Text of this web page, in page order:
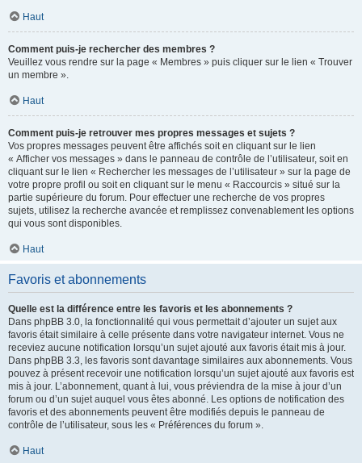
Haut
Comment puis-je rechercher des membres ?
Veuillez vous rendre sur la page « Membres » puis cliquer sur le lien « Trouver
un membre ».
Haut
Comment puis-je retrouver mes propres messages et sujets ?
Vos propres messages peuvent être affichés soit en cliquant sur le lien
« Afficher vos messages » dans le panneau de contrôle de l’utilisateur, soit en
cliquant sur le lien « Rechercher les messages de l’utilisateur » sur la page de
votre propre profil ou soit en cliquant sur le menu « Raccourcis » situé sur la
partie supérieure du forum. Pour effectuer une recherche de vos propres
sujets, utilisez la recherche avancée et remplissez convenablement les options
qui vous sont disponibles.
Haut
Favoris et abonnements
Quelle est la différence entre les favoris et les abonnements ?
Dans phpBB 3.0, la fonctionnalité qui vous permettait d’ajouter un sujet aux
favoris était similaire à celle présente dans votre navigateur internet. Vous ne
receviez aucune notification lorsqu’un sujet ajouté aux favoris était mis à jour.
Dans phpBB 3.3, les favoris sont davantage similaires aux abonnements. Vous
pouvez à présent recevoir une notification lorsqu’un sujet ajouté aux favoris est
mis à jour. L’abonnement, quant à lui, vous préviendra de la mise à jour d’un
forum ou d’un sujet auquel vous êtes abonné. Les options de notification des
favoris et des abonnements peuvent être modifiés depuis le panneau de
contrôle de l’utilisateur, sous les « Préférences du forum ».
Haut